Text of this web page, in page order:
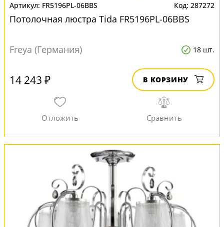
FR5196PL-06BBS 287272
Потолочная люстра Tida FR5196PL-06BBS
Freya (Германия) 18 шт.
14 243 ₽ В КОРЗИНУ